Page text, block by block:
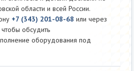
области и всей России.
+7 (343) 201-08-68 или через
обсудить
оборудования под